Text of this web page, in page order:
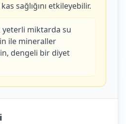
sağlığını etkileyebilir.
yeterli miktarda su
ile mineraller
dengeli bir diyet